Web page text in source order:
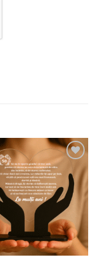
Adaugă
în
wishlist